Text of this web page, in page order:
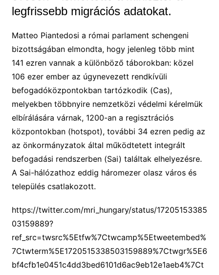
legfrissebb migrációs adatokat.
Matteo Piantedosi a római parlament schengeni
bizottságában elmondta, hogy jelenleg több mint
141 ezren vannak a különböző táborokban: közel
106 ezer ember az úgynevezett rendkívüli
befogadóközpontokban tartózkodik (Cas),
melyekben többnyire nemzetközi védelmi kérelmük
elbírálására várnak, 1200-an a regisztrációs
központokban (hotspot), további 34 ezren pedig az
az önkormányzatok által működtetett integrált
befogadási rendszerben (Sai) találtak elhelyezésre.
A Sai-hálózathoz eddig háromezer olasz város és
település csatlakozott.
https://twitter.com/mri_hungary/status/17205153385
03159889?
ref_src=twsrc%5Etfw%7Ctwcamp%5Etweetembed%
7Ctwterm%5E1720515338503159889%7Ctwgr%5E6
bf4cfb1e0451c4dd3bed6101d6ac9eb12e1aeb4%7Ct